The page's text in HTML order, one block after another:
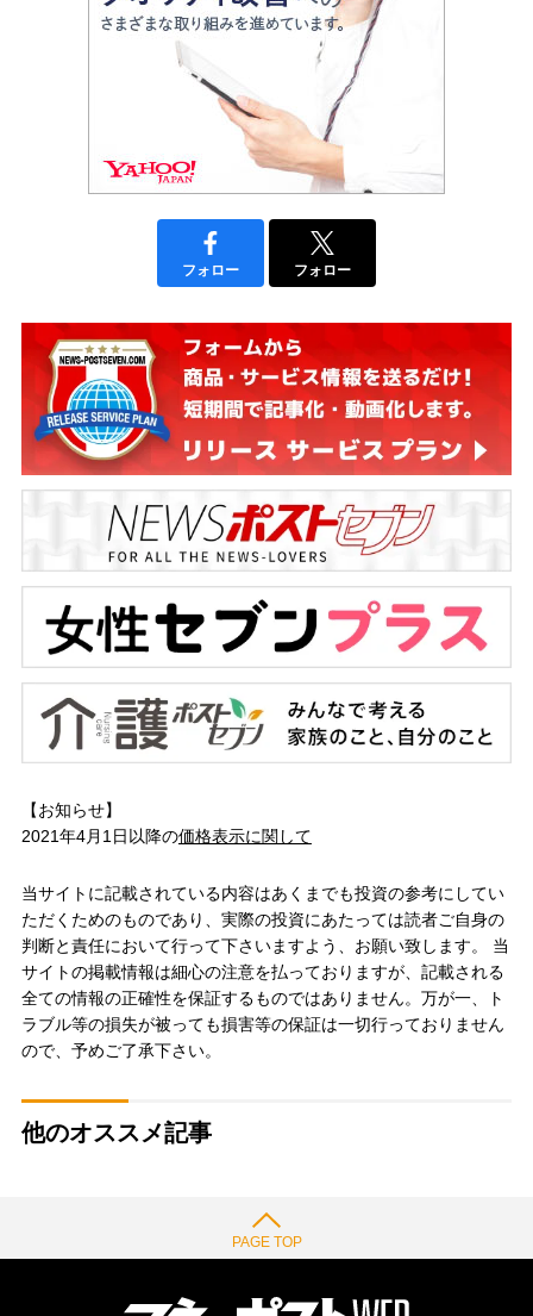
フォロー フォロー
【お知らせ】
2021年4月1日以降の価格表示に関して
当サイトに記載されている内容はあくまでも投資の参考にしてい
ただくためのものであり、実際の投資にあたっては読者ご自身の
判断と責任において行って下さいますよう、お願い致します。 当
サイトの掲載情報は細心の注意を払っておりますが、記載される
全ての情報の正確性を保証するものではありません。万が一、ト
ラブル等の損失が被っても損害等の保証は一切行っておりません
ので、予めご了承下さい。
他のオススメ記事
PAGE TOP